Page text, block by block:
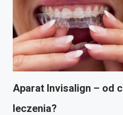
Aparat Invisalign – od
leczenia?